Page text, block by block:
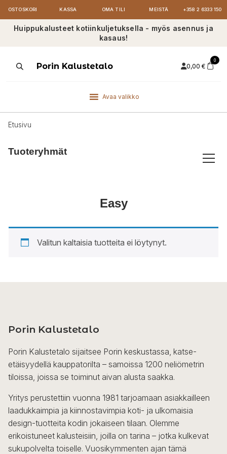
OSTOSKORI KASSA OMA TILI MEISTÄ +358 2 6333 150
Huippukalusteet kotiinkuljetuksella - myös asennus ja
kasaus!
ProductsPorin Kalustetalo 0,00 €
0
Avaa valikko
Etusivu
Tuoteryhmät
Easy
Valitun kaltaisia tuotteita ei löytynyt.
Porin Kalustetalo
Porin Kalustetalo sijaitsee Porin keskustassa, katse-
etäisyydellä kauppatorilta – samoissa 1200 neliömetrin
tiloissa, joissa se toiminut aivan alusta saakka.
Yritys perustettiin vuonna 1981 tarjoamaan asiakkailleen
laadukkaimpia ja kiinnostavimpia koti- ja ulkomaisia
design-tuotteita kodin jokaiseen tilaan. Olemme
erikoistuneet kalusteisiin, joilla on tarina – jotka kulkevat
sukupolvelta toiselle. Vuosikymmenten ajan tämä